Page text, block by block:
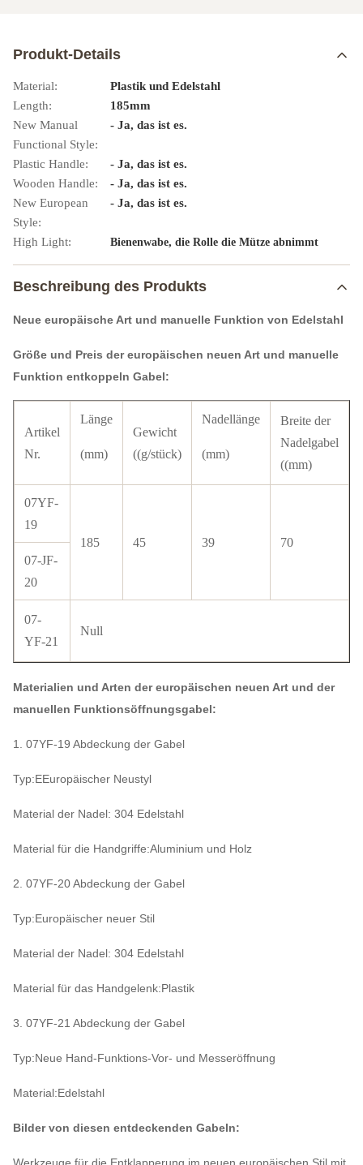
Produkt-Details
Material:
Plastik und Edelstahl
Length:
185mm
New Manual
Functional Style:
- Ja, das ist es.
Plastic Handle:
- Ja, das ist es.
Wooden Handle:
- Ja, das ist es.
New European
Style:
- Ja, das ist es.
High Light: Bienenwabe, die Rolle die Mütze abnimmt
Beschreibung des Produkts
Neue europäische Art und manuelle Funktion von Edelstahl
Größe und Preis der europäischen neuen Art und manuelle
Funktion entkoppeln Gabel:
Artikel
Nr.
Länge
(mm)
Gewicht
((g/stück)
Nadellänge
(mm)
Breite der
Nadelgabel
((mm)
07YF-
19
185
45 39 70
07-JF-
20
07-
YF-21
Null
Materialien und Arten der europäischen neuen Art und der
manuellen Funktionsöffnungsgabel:
1. 07YF-19 Abdeckung der Gabel
Typ:EEuropäischer Neustyl
Material der Nadel: 304 Edelstahl
Material für die Handgriffe:Aluminium und Holz
2. 07YF-20 Abdeckung der Gabel
Typ:Europäischer neuer Stil
Material der Nadel: 304 Edelstahl
Material für das Handgelenk:Plastik
3. 07YF-21 Abdeckung der Gabel
Typ:Neue Hand-Funktions-Vor- und Messeröffnung
Material:Edelstahl
Bilder von diesen entdeckenden Gabeln: